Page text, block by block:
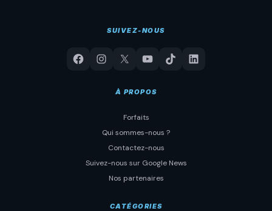
SUIVEZ-NOUS
À PROPOS
Forfaits
Qui sommes-nous ?
Contactez-nous
Suivez-nous sur Google News
Nos partenaires
CATÉGORIES